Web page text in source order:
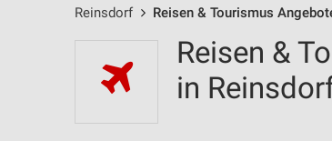
Reinsdorf Reisen & Tourismus
Reisen &
in